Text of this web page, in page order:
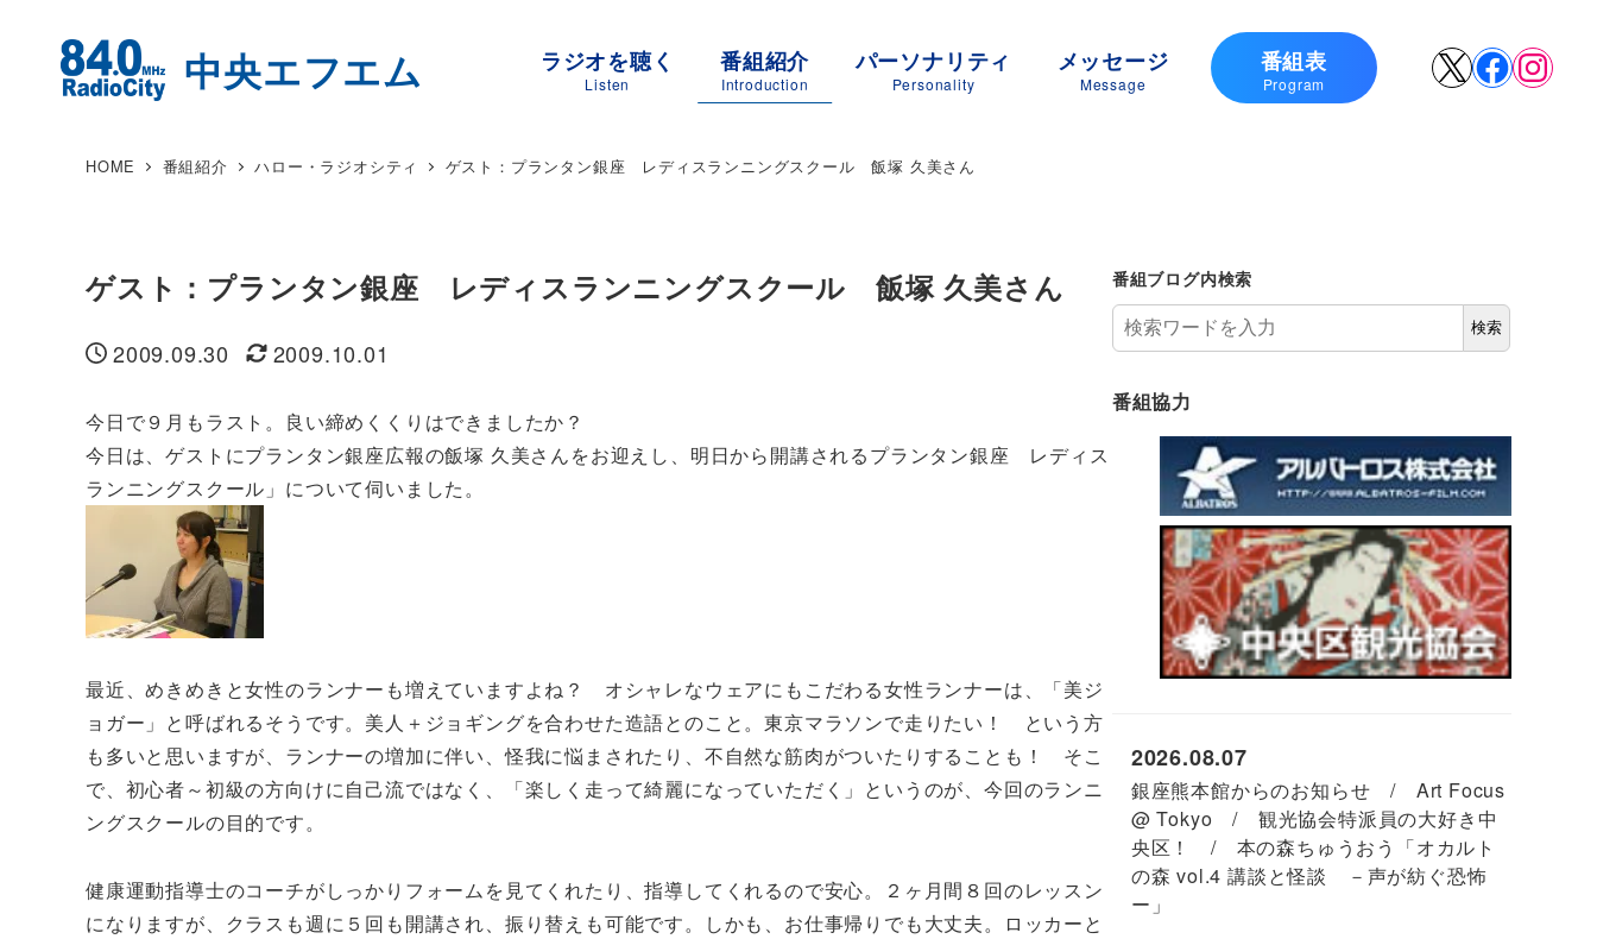
X
ラジオを聴く
Listen
番組紹介
Introduction
パーソナリティ
Personality
メッセージ
Message
番組表
Program
HOME 番組紹介 ハロー・ラジオシティ ゲスト：プランタン銀座 レディスランニングスクール 飯塚 久美さん
ゲスト：プランタン銀座 レディスランニングスクール 飯塚 久美さん
投稿日
2009.09.30
更新日
2009.10.01
今日で９月もラスト。良い締めくくりはできましたか？
今日は、ゲストにプランタン銀座広報の飯塚 久美さんをお迎えし、明日から開講されるプランタン銀座 レディス
ランニングスクール」について伺いました。
最近、めきめきと女性のランナーも増えていますよね？ オシャレなウェアにもこだわる女性ランナーは、「美ジ
ョガー」と呼ばれるそうです。美人＋ジョギングを合わせた造語とのこと。東京マラソンで走りたい！ という方
も多いと思いますが、ランナーの増加に伴い、怪我に悩まされたり、不自然な筋肉がついたりすることも！ そこ
で、初心者～初級の方向けに自己流ではなく、「楽しく走って綺麗になっていただく」というのが、今回のランニ
ングスクールの目的です。
健康運動指導士のコーチがしっかりフォームを見てくれたり、指導してくれるので安心。２ヶ月間８回のレッスン
になりますが、クラスも週に５回も開講され、振り替えも可能です。しかも、お仕事帰りでも大丈夫。ロッカーと
番組ブログ内検索
検索
番組協力
銀座熊本館からのお知らせ / Art Focus
@ Tokyo / 観光協会特派員の大好き中
央区！ / 本の森ちゅうおう「オカルト
の森 vol.4 講談と怪談 －声が紡ぐ恐怖
ー」
2026.08.07